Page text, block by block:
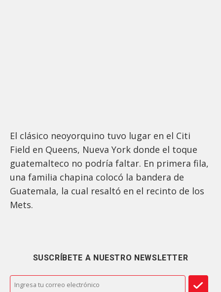
El clásico neoyorquino tuvo lugar en el Citi
Field en Queens, Nueva York donde el toque
guatemalteco no podría faltar. En primera fila,
una familia chapina colocó la bandera de
Guatemala, la cual resaltó en el recinto de los
Mets.
SUSCRÍBETE A NUESTRO NEWSLETTER